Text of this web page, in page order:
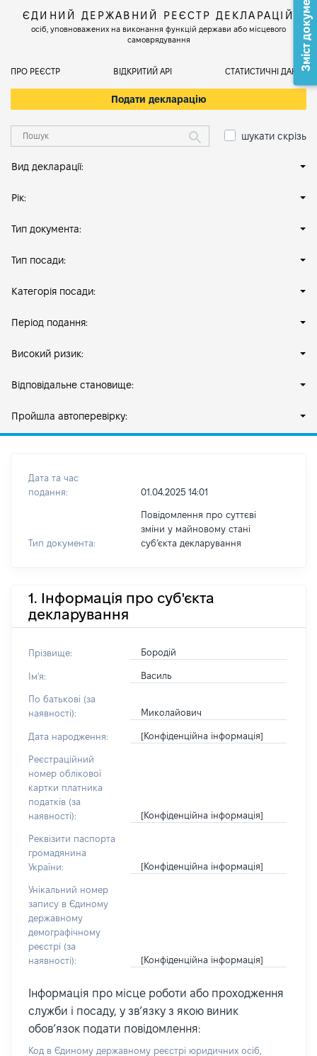
ЄДИНИЙ ДЕРЖАВНИЙ РЕЄСТР ДЕКЛАРАЦІЙ
осіб, уповноважених на виконання функцій держави або місцевого
самоврядування
ПРО РЕЄСТР ВІДКРИТИЙ АРІ СТАТИСТИЧНІ ДАНІ
Подати декларацію
шукати скрізь
Вид декларації:
Рік:
Тип документа:
Тип посади:
Категорія посади:
Період подання:
Високий ризик:
Відповідальне становище:
Пройшла автоперевірку:
Дата та час
подання:
01.04.2025 14:01
Тип документа:
Повідомлення про суттєві
зміни у майновому стані
субʼєкта декларування
1. Інформація про суб'єкта
декларування
Прізвище: Бородій
Ім'я: Василь
По батькові (за
наявності):
Миколайович
Дата народження: [Конфіденційна інформація]
Реєстраційний
номер облікової
картки платника
податків (за
наявності):
[Конфіденційна інформація]
Реквізити паспорта
громадянина
України:
[Конфіденційна інформація]
Унікальний номер
запису в Єдиному
державному
демографічному
реєстрі (за
наявності):
[Конфіденційна інформація]
Інформація про місце роботи або проходження
служби і посаду, у зв’язку з якою виник
обов’язок подати повідомлення:
Код в Єдиному державному реєстрі юридичних осіб,
Зміст документа